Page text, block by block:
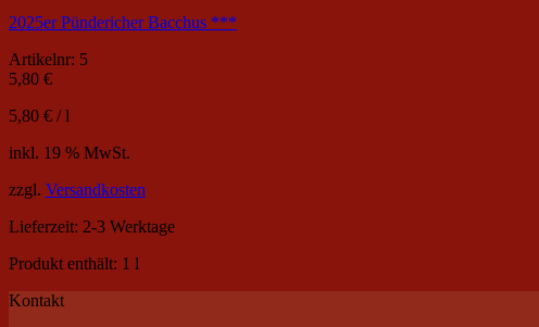
2025er Pündericher Bacchus ***
Artikelnr: 5
5,80 €
5,80 € /l
inkl. 19 % MwSt.
zzgl. Versandkosten
Lieferzeit: 2-3 Werktage
Produkt enthält: 1 l
Kontakt